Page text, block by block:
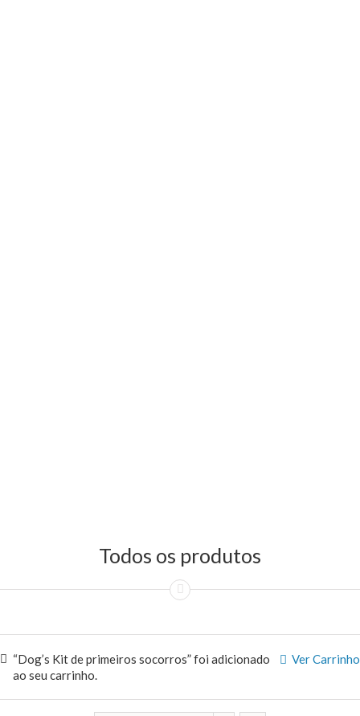
Todos os produtos
Ver Carrinho
“Dog’s Kit de primeiros socorros” foi adicionado
ao seu carrinho.